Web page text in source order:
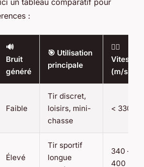
:
🔊
Bruit
généré
🎯 Utilisation
principale
🏃‍♂️
Vitesse
(m/s)
Faible
Tir discret,
loisirs, mini-
chasse
< 330
Élevé
Tir sportif
longue
340 –
400